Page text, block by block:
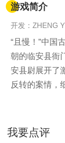
游戏简介
开发：ZHENG
“且慢！”中国
朝的临安县衙
安县尉展开了
反转的案情，
我要点评